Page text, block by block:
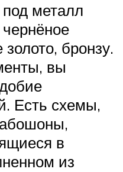
металл
бронзу.
вы
Есть схемы,
в
из